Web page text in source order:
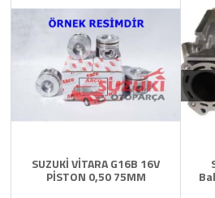
SUZUKİ VİTARA G16B 16V
PİSTON 0,50 75MM